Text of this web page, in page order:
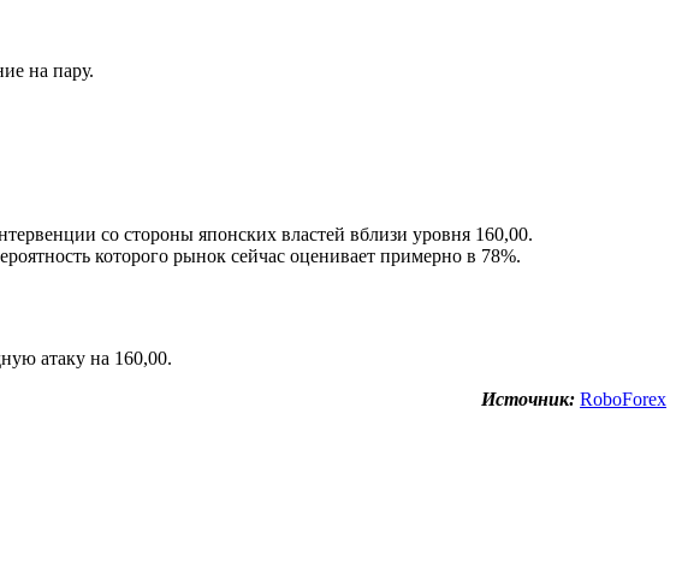
на пару.
со стороны японских властей вблизи уровня 160,00.
которого рынок сейчас оценивает примерно в 78%.
атаку на 160,00.
Источник: RoboForex